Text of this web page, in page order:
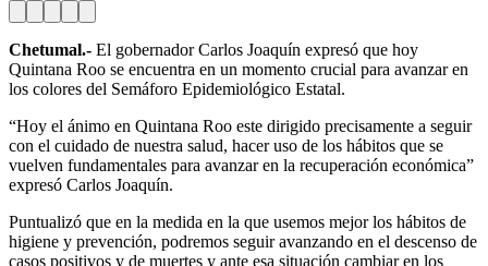
Chetumal.- El gobernador Carlos Joaquín expresó que hoy
Quintana Roo se encuentra en un momento crucial para avanzar en
los colores del Semáforo Epidemiológico Estatal.
“Hoy el ánimo en Quintana Roo este dirigido precisamente a seguir
con el cuidado de nuestra salud, hacer uso de los hábitos que se
vuelven fundamentales para avanzar en la recuperación económica”
expresó Carlos Joaquín.
Puntualizó que en la medida en la que usemos mejor los hábitos de
higiene y prevención, podremos seguir avanzando en el descenso de
casos positivos y de muertes y ante esa situación cambiar en los